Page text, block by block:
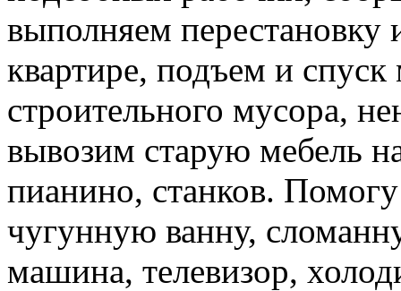
выполняем перестановку
квартире, подъем и спуск
строительного мусора,
вывозим старую мебель
пианино, станков.
чугунную ванну,
машина, телевизор,